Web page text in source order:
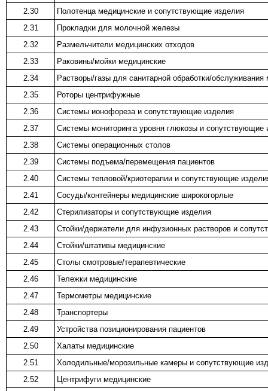
2.30
Полотенца медицинские и сопутствующие изделия
2.31
Прокладки для молочной железы
2.32
Размельчители медицинских отходов
2.33
Раковины/мойки медицинские
2.34
Растворы/газы для санитарной обработки/
2.35
Роторы центрифужные
2.36
Системы ионофореза и сопутствующие изделия
2.37
Системы мониторинга уровня глюкозы и сопутствующие
2.38
Системы операционных столов
2.39
Системы подъема/перемещения пациентов
2.40
Системы тепловой/криотерапии и сопутствующие
2.41
Сосуды/контейнеры медицинские широкогорлые
2.42
Стерилизаторы и сопутствующие изделия
2.43
Стойки/держатели для инфузионных растворов и
2.44
Стойки/штативы медицинские
2.45
Столы смотровые/терапевтические
2.46
Тележки медицинские
2.47
Термометры медицинские
2.48
Транспортеры
2.49
Устройства позиционирования пациентов
2.50
Халаты медицинские
2.51
Холодильные/морозильные камеры и сопутствующие
2.52
Центрифуги медицинские